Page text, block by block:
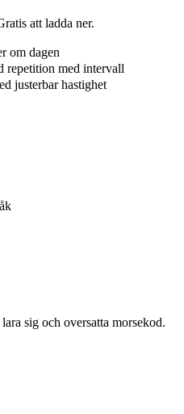
att ladda ner.
om dagen
repetition med intervall
justerbar hastighet
sig och oversatta morsekod.